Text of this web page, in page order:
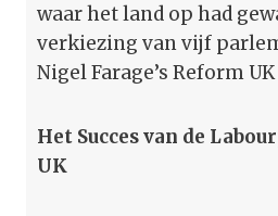
waar het land op had
verkiezing van vijf
Nigel Farage’s Reform
Het Succes van de
UK